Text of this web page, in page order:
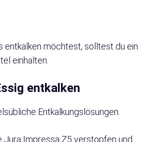
entkalken möchtest, solltest du ein
einhalten.
entkalken
Entkalkungslösungen.
Jura Impressa Z5 verstopfen und